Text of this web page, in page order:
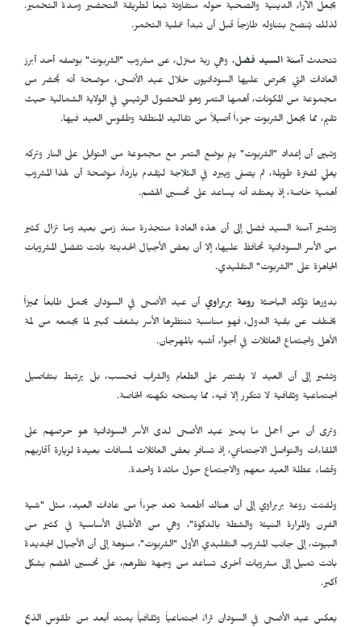
يجعل الآراء الدينية والصحية حوله متفاوتة تبعاً لطريقة التحضير ومدة التخمير.
لذلك يُنصح بتناوله طازجاً قبل أن تبدأ عملية التخمر.
تتحدثآمنة السيد فضل، وهي ربة منزل، عن مشروب "الشربوت" بوصفه أحد أبرز
العادات التي يحرص عليها السودانيون خلال عيد الأضحى، موضحة أنه يُحضر من
مجموعة من المكونات، أهمها التمر وهو المحصول الرئيسي في الولاية الشمالية حيث
تقيم، مما يجعل الشربوت جزءاً أصيلاً من تقاليد المنطقة وطقوس العيد فيها.
وتبين أن إعداد "الشربوت" يتم بوضع التمر مع مجموعة من التوابل على النار وتركه
يغلي لفترة طويلة، ثم يصفى ويبرد في الثلاجة ليُقدم بارداً، موضحة أن لهذا المشروب
أهمية خاصة، إذ يعتقد أنه يساعد على تحسين الهضم.
وتشير آمنة السيد فضل إلى أن هذه العادة متجذرة منذ زمن بعيد وما تزال كثير
من الأسر السودانية تحافظ عليها، إلا أن بعض الأجيال الحديثة باتت تفضل المشروبات
الجاهزة على "الشربوت" التقليدي.
بدورها تؤكد الباحثة روعة بربراوي أن عيد الأضحى في السودان يحمل طابعاً مميزاً
يختلف عن بقية الدول، فهو مناسبة تنتظرها الأسر بشغف كبير لما يجمعه من لمة
الأهل واجتماع العائلات في أجواء أشبه بالمهرجان.
وتشير إلى أن العيد لا يقتصر على الطعام والشراب فحسب، بل يرتبط بتفاصيل
اجتماعية وثقافية لا تتكرر إلا فيه، مما يمنحه نكهته الخاصة.
وترى أن من أجمل ما يميز عيد الأضحى لدى الأسر السودانية هو حرصهم على
اللقاءات والتواصل الاجتماعي، إذ تسافر بعض العائلات لمسافات بعيدة لزيارة أقاربهم
وقضاء عطلة العيد معهم والاجتماع حول مائدة واحدة.
ولفتت روعة بربراوي إلى أن هناك أطعمة تعد جزءاً من عادات العيد، مثل "شية
الفرن والمرارة النيئة والشطة بالدكوة"، وهي من الأطباق الأساسية في كثير من
البيوت، إلى جانب المشروب التقليدي الأول "الشربوت"، منوهة إلى أن الأجيال الجديدة
باتت تميل إلى مشروبات أخرى تساعد من وجهة نظرهم، على تحسين الهضم بشكل
أكبر.
يعكس عيد الأضحى في السودان ثراءً اجتماعياً وثقافياً يمتد أبعد من طقوس الذبح